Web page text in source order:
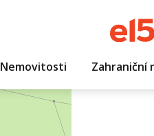
Nemovitosti Zahraniční